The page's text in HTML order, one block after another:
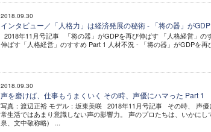
2018.09.30
インタビュー／「人格力」は経済発展の秘術 - 「将の器」が
2018年11月号記事 「将の器」がGDPを再び伸ばす 「人格経営」
伸ばす「人格経営」のすすめ Part 1 人材不況 - 「将の器」がGDPを再
2018.09.30
声を磨けば、仕事もうまくいく その時、声優にハマった Part 1
写真：渡辺正裕 モデル：坂東美咲 2018年11月号記事 その時、 声
常生活ではあまり意識しない声の影響力。 声のプロたちは、いかに
泉、文中敬称略) ...